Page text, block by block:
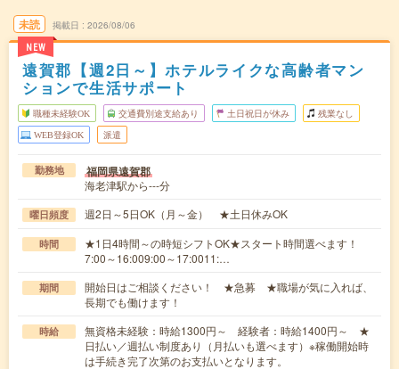
未読
NEW
掲載日 2026/08/06
遠賀郡【週2日～】ホテルライクな高齢者マン
ションで生活サポート
職種未経験OK 交通費別途支給あり 土日祝日が休み 残業なし
WEB登録OK 派遣
勤務地 福岡県遠賀郡
海老津駅から---分
曜日頻度 週2日～5日OK（月～金） ★土日休みOK
時間
★1日4時間～の時短シフトOK★スタート時間選べます！
7:00～16:009:00～17:0011:…
期間
開始日はご相談ください！ ★急募 ★職場が気に入れば、
長期でも働けます！
時給
無資格未経験：時給1300円～ 経験者：時給1400円～ ★
日払い／週払い制度あり（月払いも選べます）※稼働開始時
は手続き完了次第のお支払いとなります。